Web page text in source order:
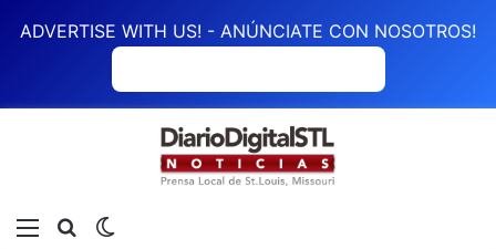
ADVERTISE WITH US! - ANÚNCIATE CON NOSOTROS!
Menú Buscar